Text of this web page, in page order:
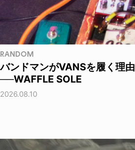
RANDOM
バンドマンがVANSを履く理由
──WAFFLE SOLE
2026.08.10